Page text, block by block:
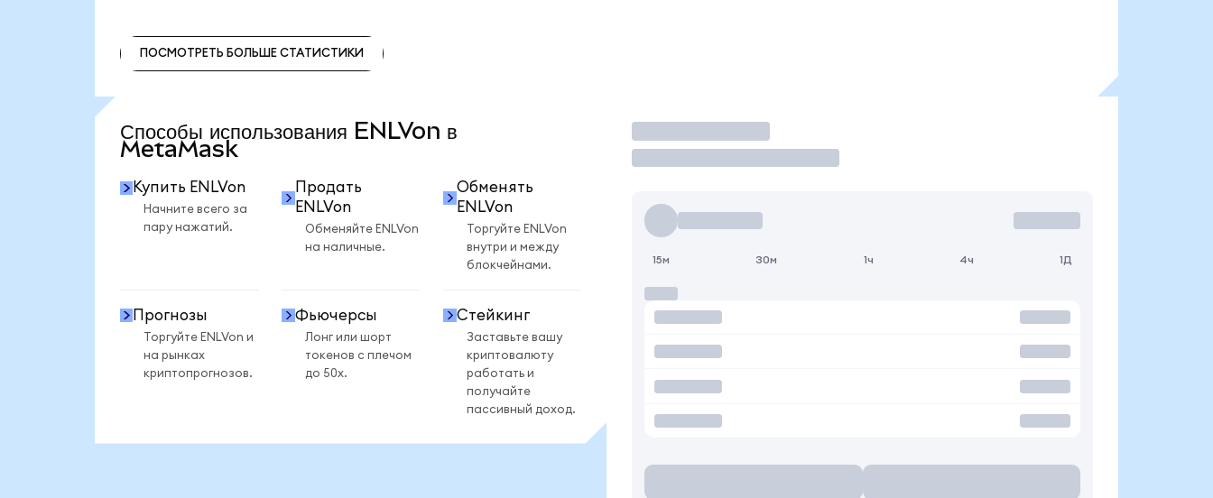
ПОСМОТРЕТЬ БОЛЬШЕ СТАТИСТИКИ
Способы использования ENLVon в
MetaMask
Купить ENLVon
Начните всего за
пару нажатий.
Продать
ENLVon
Обменяйте ENLVon
на наличные.
Обменять
ENLVon
Торгуйте ENLVon
внутри и между
блокчейнами.
Прогнозы
Торгуйте ENLVon и
на рынках
криптопрогнозов.
Фьючерсы
Лонг или шорт
токенов с плечом
до 50x.
Стейкинг
Заставьте вашу
криптовалюту
работать и
получайте
пассивный доход.
Торговать
15м 30м 1ч 4ч 1Д